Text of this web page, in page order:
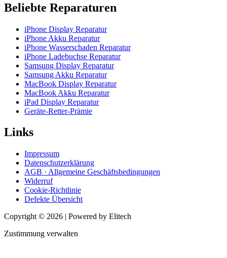
Beliebte Reparaturen
iPhone Display Reparatur
iPhone Akku Reparatur
iPhone Wasserschaden Reparatur
iPhone Ladebuchse Reparatur
Samsung Display Reparatur
Samsung Akku Reparatur
MacBook Display Reparatur
MacBook Akku Reparatur
iPad Display Reparatur
Geräte-Retter-Prämie
Links
Impressum
Datenschutzerklärung
AGB · Allgemeine Geschäftsbedingungen
Widerruf
Cookie-Richtlinie
Defekte Übersicht
Copyright © 2026 | Powered by Elitech
Zustimmung verwalten